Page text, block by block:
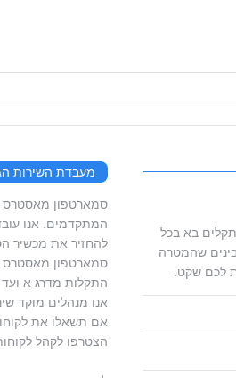
בא בכל
שהמטרה
לכם שקט.
מעבדת השירות
המתקדמים. אנו
להחזיר את מכשיר
סמארטפון מאסטרס
התקלות מדרג א ועד
אנו מנהלים מוקד
אם תשאלו את
הצטרפו לקהל